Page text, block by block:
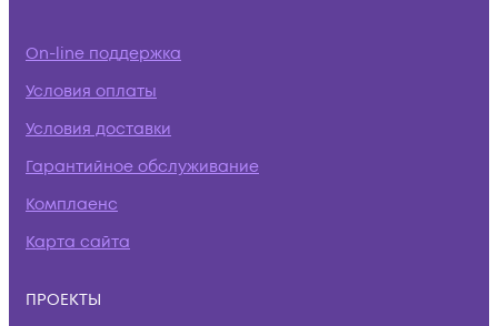
On-line поддержка
Условия оплаты
Условия доставки
Гарантийное обслуживание
Комплаенс
Карта сайта
ПРОЕКТЫ